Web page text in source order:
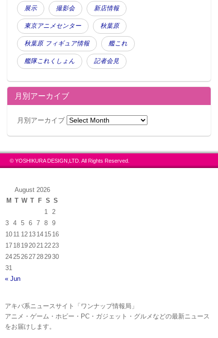
展示 撮影会 新店情報
東京アニメセンター 秋葉原
秋葉原 フィギュア情報 艦これ
艦隊これくしょん 記者会見
月別アーカイブ
月別アーカイブ
© YOSHIKURA DESIGN,LTD. All Rights Reserved.
August 2026
M T W T F S S
1
2
3
4 5 6 7 8
9
10 11 12 13 14 15 16
17 18 19 20 21 22 23
24 25 26 27 28 2930
31
« Jun
アキバ系ニュースサイト「ワンナップ情報局」
アニメ・ゲーム・ホビー・PC・ガジェット・グルメなどの最新ニュース
をお届けします。